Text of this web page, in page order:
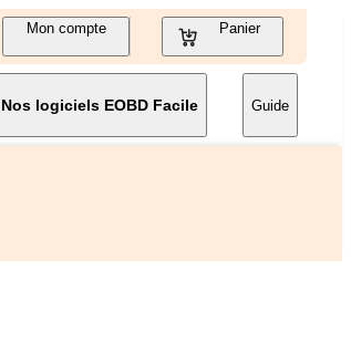
Mon compte Panier
Nos logiciels EOBD Facile Guide